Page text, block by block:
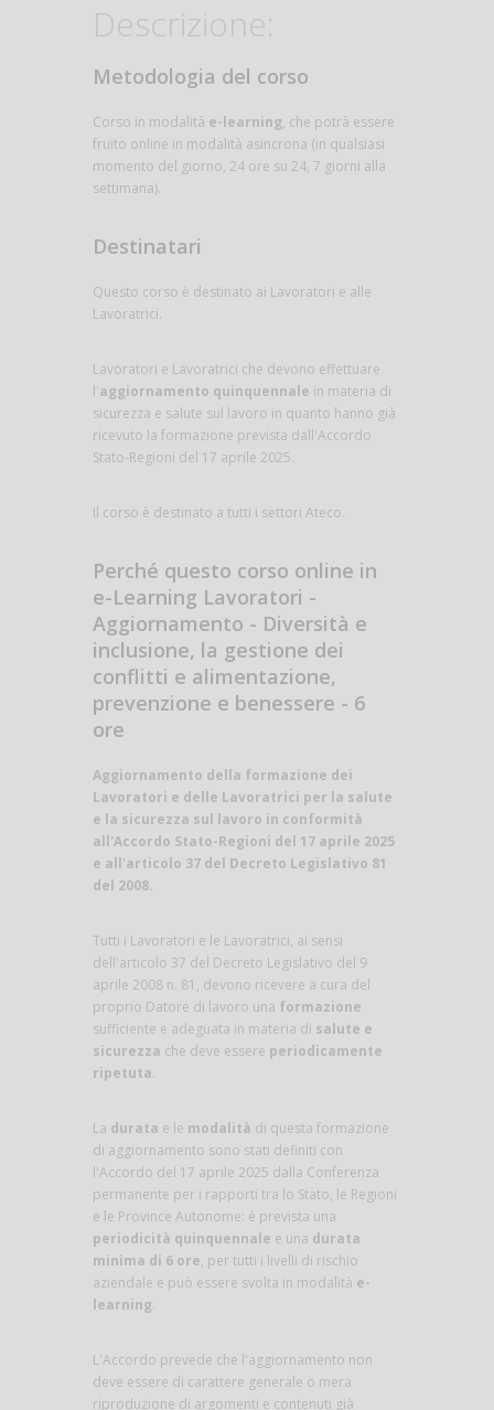
Descrizione:
Metodologia del corso
Corso in modalità e-learning, che potrà essere
fruito online in modalità asincrona (in qualsiasi
momento del giorno, 24 ore su 24, 7 giorni alla
settimana).
Destinatari
Questo corso è destinato ai Lavoratori e alle
Lavoratrici.
Lavoratori e Lavoratrici che devono effettuare
l'aggiornamento quinquennale in materia di
sicurezza e salute sul lavoro in quanto hanno già
ricevuto la formazione prevista dall'Accordo
Stato-Regioni del 17 aprile 2025.
Il corso è destinato a tutti i settori Ateco.
Perché questo corso online in
e-Learning Lavoratori -
Aggiornamento - Diversità e
inclusione, la gestione dei
conflitti e alimentazione,
prevenzione e benessere - 6
ore
Aggiornamento della formazione dei
Lavoratori e delle Lavoratrici per la salute
e la sicurezza sul lavoro in conformità
all'Accordo Stato-Regioni del 17 aprile 2025
e all'articolo 37 del Decreto Legislativo 81
del 2008.
Tutti i Lavoratori e le Lavoratrici, ai sensi
dell'articolo 37 del Decreto Legislativo del 9
aprile 2008 n. 81, devono ricevere a cura del
proprio Datore di lavoro una formazione
sufficiente e adeguata in materia di salute e
sicurezza che deve essere periodicamente
ripetuta.
La durata e le modalità di questa formazione
di aggiornamento sono stati definiti con
l'Accordo del 17 aprile 2025 dalla Conferenza
permanente per i rapporti tra lo Stato, le Regioni
e le Province Autonome: è prevista una
periodicità quinquennale e una durata
minima di 6 ore, per tutti i livelli di rischio
aziendale e può essere svolta in modalità e-
learning.
L'Accordo prevede che l'aggiornamento non
deve essere di carattere generale o mera
riproduzione di argomenti e contenuti già